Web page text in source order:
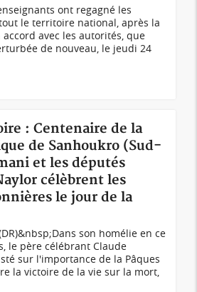
ont regagné les
le territoire national, après la
accord avec les autorités, que
de nouveau, le jeudi 24
: Centenaire de la
de Sanhoukro (Sud-
et les députés
célèbrent les
le jour de la
son homélie en ce
le père célébrant Claude
sur l'importance de la Pâques
la victoire de la vie sur la mort,